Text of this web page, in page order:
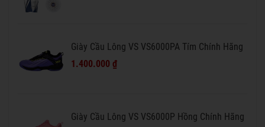
Giày Cầu Lông VS VS6000PA Tím Chính Hãng
1.400.000 ₫
Giày Cầu Lông VS VS6000P Hồng Chính Hãng